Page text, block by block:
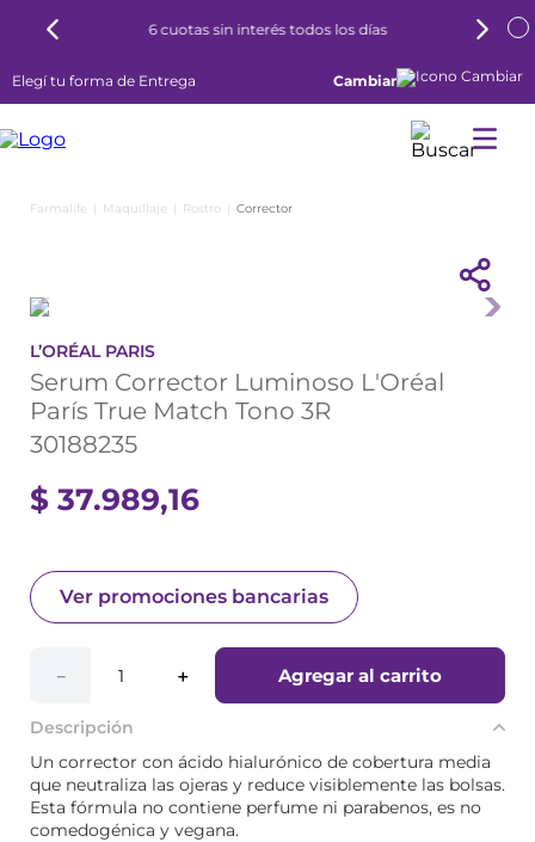
6 cuotas sin interés todos los días
Elegí tu forma de Entrega Cambiar
Maquillaje Rostro Corrector
L’ORÉAL PARIS
Serum Corrector Luminoso L'Oréal
París True Match Tono 3R
30188235
$ 37.989,16
Ver promociones bancarias
＋
－ Agregar al carrito
Descripción
Un corrector con ácido hialurónico de cobertura media
que neutraliza las ojeras y reduce visiblemente las bolsas.
Esta fórmula no contiene perfume ni parabenos, es no
comedogénica y vegana.